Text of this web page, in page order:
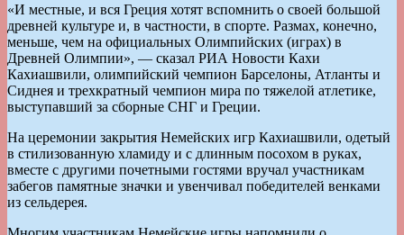
«И местные, и вся Греция хотят вспомнить о своей большой
древней культуре и, в частности, в спорте. Размах, конечно,
меньше, чем на официальных Олимпийских (играх) в
Древней Олимпии», — сказал РИА Новости Кахи
Кахиашвили, олимпийский чемпион Барселоны, Атланты и
Сиднея и трехкратный чемпион мира по тяжелой атлетике,
выступавший за сборные СНГ и Греции.
На церемонии закрытия Немейских игр Кахиашвили, одетый
в стилизованную хламиду и с длинным посохом в руках,
вместе с другими почетными гостями вручал участникам
забегов памятные значки и увенчивал победителей венками
из сельдерея.